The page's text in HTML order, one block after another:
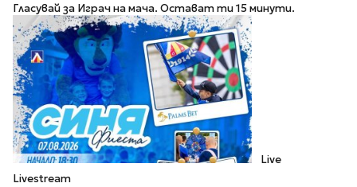
Гласувай за Играч на мача. Остават ти 15 минути.
Live
Livestream